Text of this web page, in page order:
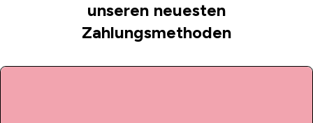
unseren neuesten
Zahlungsmethoden